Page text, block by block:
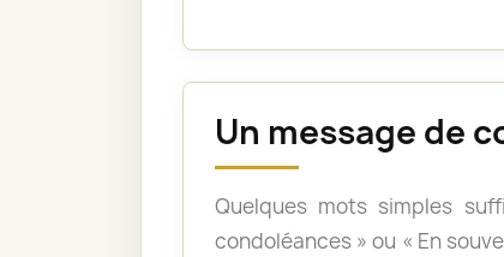
Un message de
Quelques mots simples
condoléances » ou « En